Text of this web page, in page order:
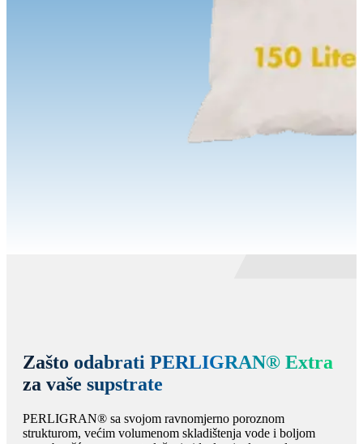
Zašto odabrati PERLIGRAN® Extra
za vaše supstrate
PERLIGRAN® sa svojom ravnomjerno poroznom
strukturom, većim volumenom skladištenja vode i boljom